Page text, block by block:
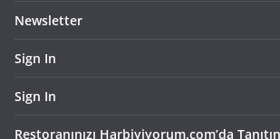
Newsletter
Sign In
Sign In
Restoranınızı Harbiyiyorum.com’da